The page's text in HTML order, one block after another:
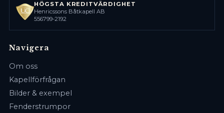
HÖGSTA KREDITVÄRDIGHET
Henricssons Båtkapell AB
556799-2192
Navigera
Om oss
Kapellförfrågan
Bilder & exempel
Fenderstrumpor